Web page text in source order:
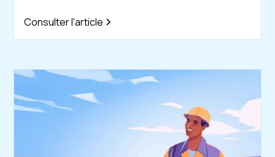
Consulter l'article